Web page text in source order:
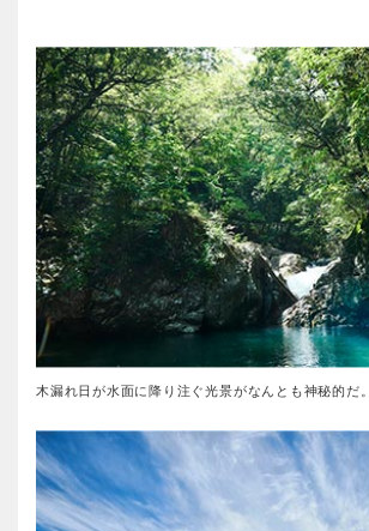
木漏れ日が水面に降り注ぐ光景がなんとも神秘的だ。